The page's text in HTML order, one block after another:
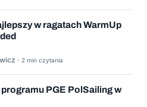
w ragatach WarmUp
· 2 min czytania
PGE PolSailing w